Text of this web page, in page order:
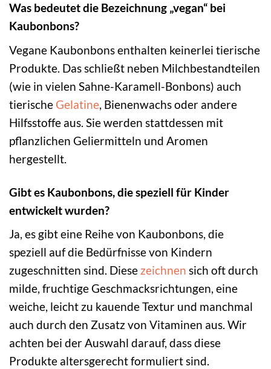
Was bedeutet die Bezeichnung „vegan“ bei
Kaubonbons?
Vegane Kaubonbons enthalten keinerlei tierische
Produkte. Das schließt neben Milchbestandteilen
(wie in vielen Sahne-Karamell-Bonbons) auch
tierische Gelatine , Bienenwachs oder andere
Hilfsstoffe aus. Sie werden stattdessen mit
pflanzlichen Geliermitteln und Aromen
hergestellt.
Gibt es Kaubonbons, die speziell für Kinder
entwickelt wurden?
Ja, es gibt eine Reihe von Kaubonbons, die
speziell auf die Bedürfnisse von Kindern
zugeschnitten sind. Diese zeichnen sich oft durch
milde, fruchtige Geschmacksrichtungen, eine
weiche, leicht zu kauende Textur und manchmal
auch durch den Zusatz von Vitaminen aus. Wir
achten bei der Auswahl darauf, dass diese
Produkte altersgerecht formuliert sind.